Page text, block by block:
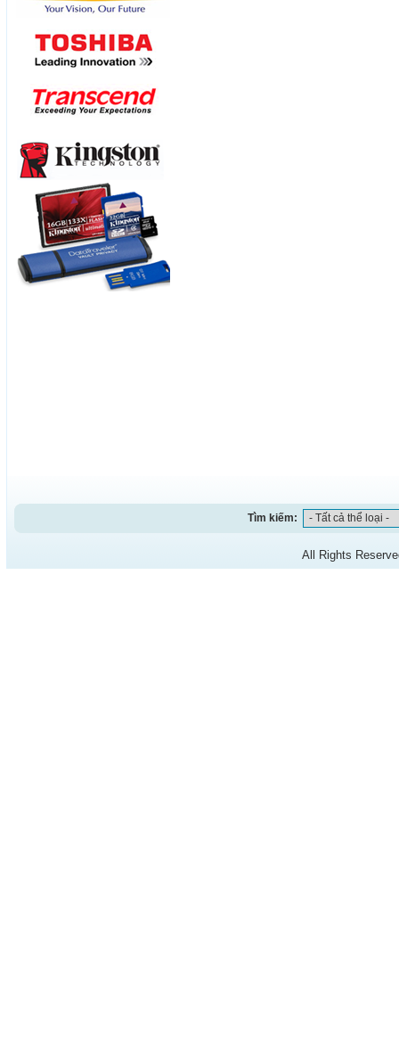
Tìm kiếm:
All Rights